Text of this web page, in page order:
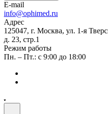
E-mail
info@ophimed.ru
Адрес
125047, г. Москва, ул. 1-я
д. 23, стр.1
Режим работы
Пн. – Пт.: с 9:00 до 18:00